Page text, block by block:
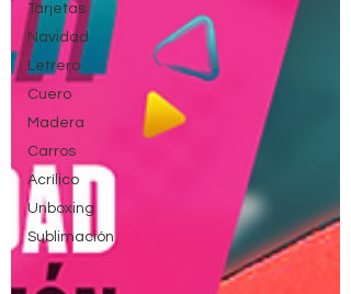
Tarjetas
Navidad
Letrero
Cuero
Madera
Carros
Acrílico
Unboxing
Sublimación